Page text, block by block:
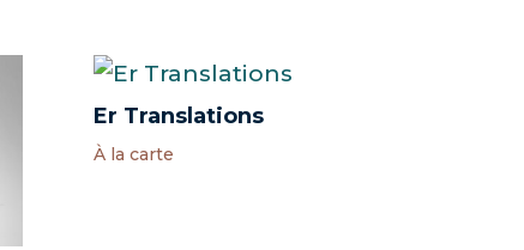
Er Translations
À la carte